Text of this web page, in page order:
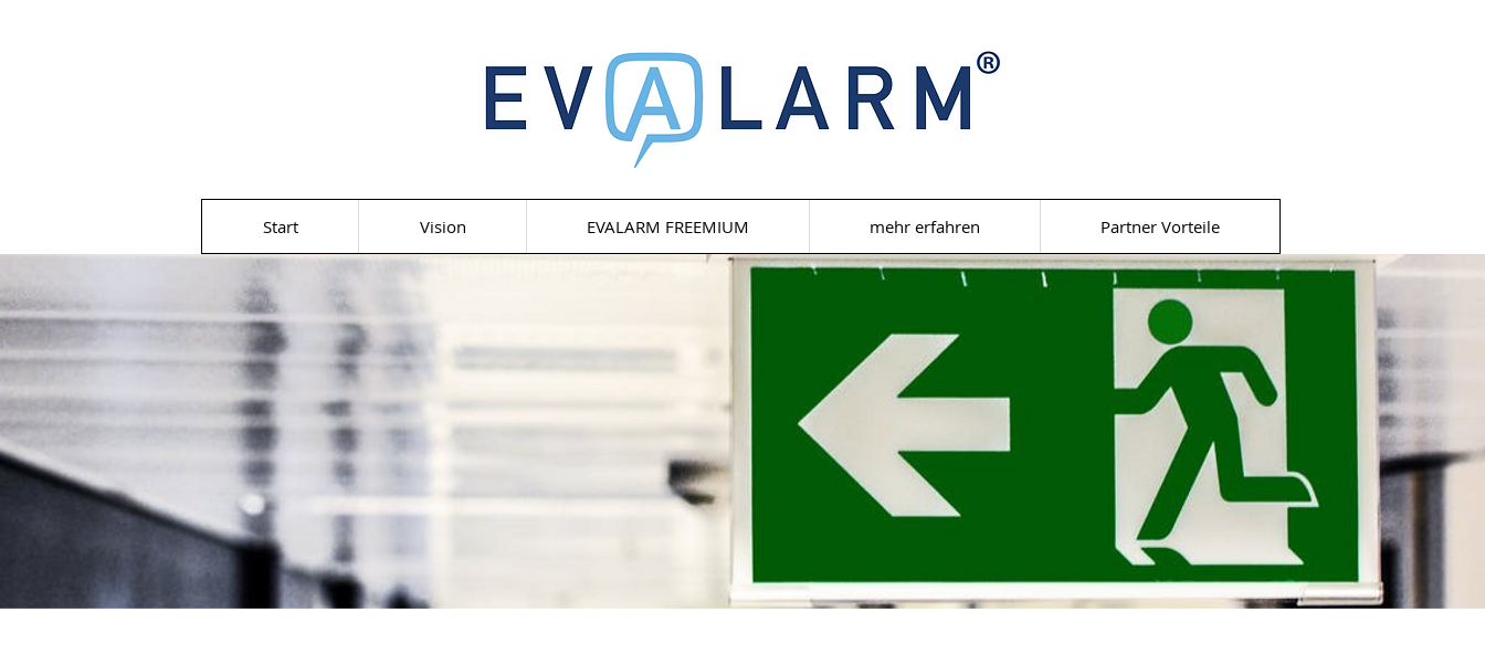
Start Vision EVALARM FREEMIUM mehr erfahren Partner Vorteile